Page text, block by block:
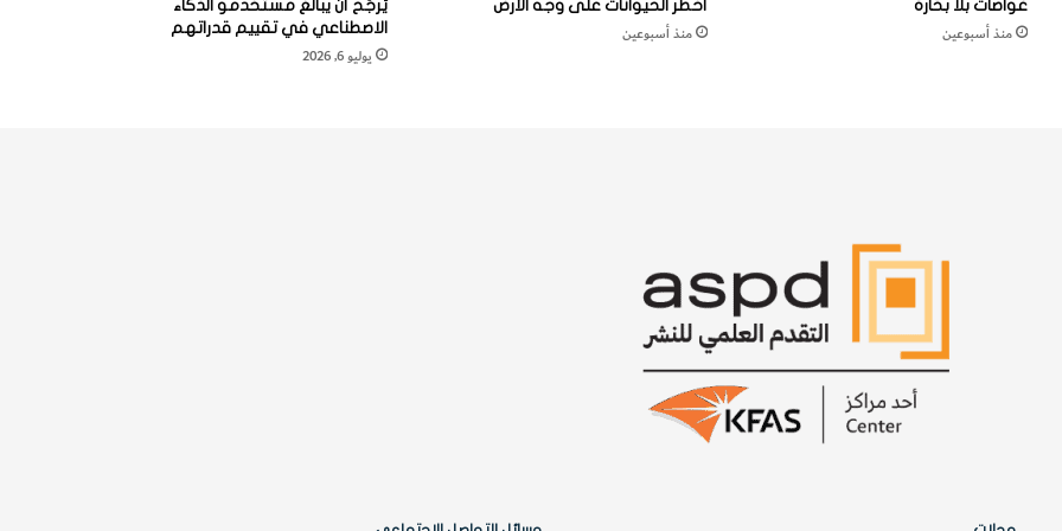
ي
ك
غواصات بلا بحّارة
منذ أسبوعين
أخطر الحيوانات على وجه الأرض
منذ أسبوعين
يُرجَّح أن يبالغ مستخدمو الذكاء
الاصطناعي في تقييم قدراتهم
يوليو 6, 2026